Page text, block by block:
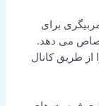
برای
می دهد.
از طریق کانال